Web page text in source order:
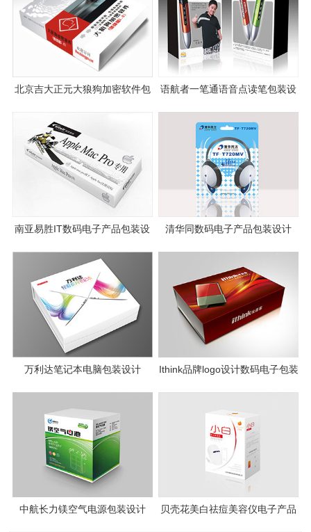
北京吉大正元大狼狗加密软件包
语航者一笔通语音点读笔包装设
南亚易胜IT数码电子产品包装设
清华同数码电子产品包装设计
万利达笔记本电脑包装设计
Ithink品牌logo设计数码电子包装
中航长力镁空气电源包装设计
贝壳花美白祛痘美容仪电子产品